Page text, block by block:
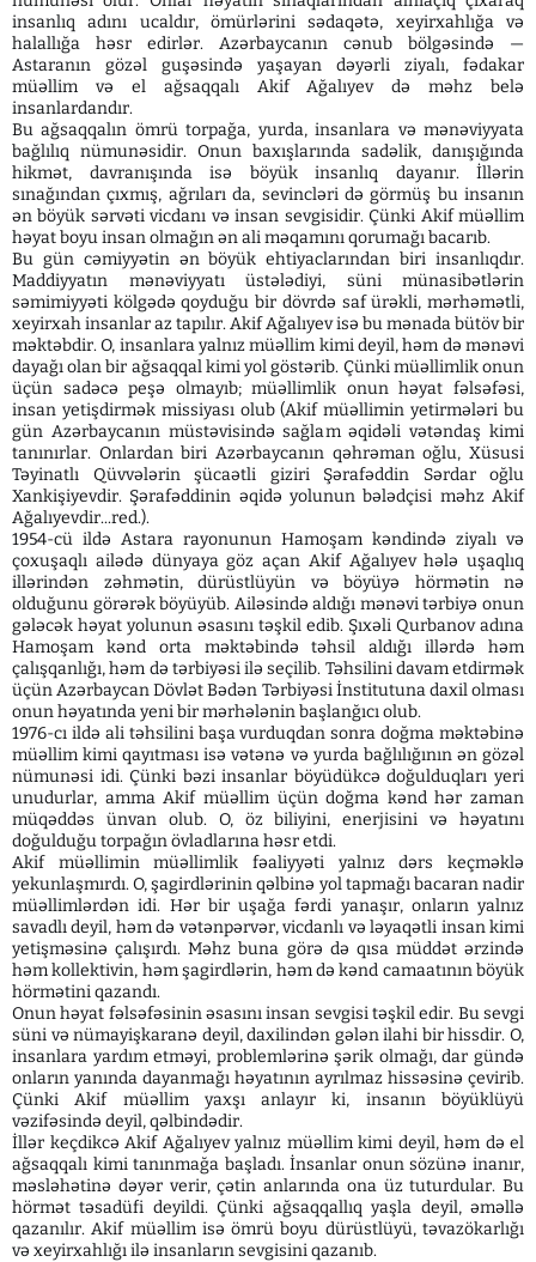
insanlıq adını ucaldır, ömürlərini sədaqətə, xeyirxahlığa və
halallığa həsr edirlər. Azərbaycanın cənub bölgəsində —
Astaranın gözəl guşəsində yaşayan dəyərli ziyalı, fədakar
müəllim və el ağsaqqalı Akif Ağalıyev də məhz belə
insanlardandır.
Bu ağsaqqalın ömrü torpağa, yurda, insanlara və mənəviyyata
bağlılıq nümunəsidir. Onun baxışlarında sadəlik, danışığında
hikmət, davranışında isə böyük insanlıq dayanır. İllərin
sınağından çıxmış, ağrıları da, sevincləri də görmüş bu insanın
ən böyük sərvəti vicdanı və insan sevgisidir. Çünki Akif müəllim
həyat boyu insan olmağın ən ali məqamını qorumağı bacarıb.
Bu gün cəmiyyətin ən böyük ehtiyaclarından biri insanlıqdır.
Maddiyyatın mənəviyyatı üstələdiyi, süni münasibətlərin
səmimiyyəti kölgədə qoyduğu bir dövrdə saf ürəkli, mərhəmətli,
xeyirxah insanlar az tapılır. Akif Ağalıyev isə bu mənada bütöv bir
məktəbdir. O, insanlara yalnız müəllim kimi deyil, həm də mənəvi
dayağı olan bir ağsaqqal kimi yol göstərib. Çünki müəllimlik onun
üçün sadəcə peşə olmayıb; müəllimlik onun həyat fəlsəfəsi,
insan yetişdirmək missiyası olub (Akif müəllimin yetirmələri bu
gün Azərbaycanın müstəvisində sağlam əqidəli vətəndaş kimi
tanınırlar. Onlardan biri Azərbaycanın qəhrəman oğlu, Xüsusi
Təyinatlı Qüvvələrin şücaətli giziri Şərafəddin Sərdar oğlu
Xankişiyevdir. Şərafəddinin əqidə yolunun bələdçisi məhz Akif
Ağalıyevdir...red.).
1954-cü ildə Astara rayonunun Hamoşam kəndində ziyalı və
çoxuşaqlı ailədə dünyaya göz açan Akif Ağalıyev hələ uşaqlıq
illərindən zəhmətin, dürüstlüyün və böyüyə hörmətin nə
olduğunu görərək böyüyüb. Ailəsində aldığı mənəvi tərbiyə onun
gələcək həyat yolunun əsasını təşkil edib. Şıxəli Qurbanov adına
Hamoşam kənd orta məktəbində təhsil aldığı illərdə həm
çalışqanlığı, həm də tərbiyəsi ilə seçilib. Təhsilini davam etdirmək
üçün Azərbaycan Dövlət Bədən Tərbiyəsi İnstitutuna daxil olması
onun həyatında yeni bir mərhələnin başlanğıcı olub.
1976-cı ildə ali təhsilini başa vurduqdan sonra doğma məktəbinə
müəllim kimi qayıtması isə vətənə və yurda bağlılığının ən gözəl
nümunəsi idi. Çünki bəzi insanlar böyüdükcə doğulduqları yeri
unudurlar, amma Akif müəllim üçün doğma kənd hər zaman
müqəddəs ünvan olub. O, öz biliyini, enerjisini və həyatını
doğulduğu torpağın övladlarına həsr etdi.
Akif müəllimin müəllimlik fəaliyyəti yalnız dərs keçməklə
yekunlaşmırdı. O, şagirdlərinin qəlbinə yol tapmağı bacaran nadir
müəllimlərdən idi. Hər bir uşağa fərdi yanaşır, onların yalnız
savadlı deyil, həm də vətənpərvər, vicdanlı və ləyaqətli insan kimi
yetişməsinə çalışırdı. Məhz buna görə də qısa müddət ərzində
həm kollektivin, həm şagirdlərin, həm də kənd camaatının böyük
hörmətini qazandı.
Onun həyat fəlsəfəsinin əsasını insan sevgisi təşkil edir. Bu sevgi
süni və nümayişkaranə deyil, daxilindən gələn ilahi bir hissdir. O,
insanlara yardım etməyi, problemlərinə şərik olmağı, dar gündə
onların yanında dayanmağı həyatının ayrılmaz hissəsinə çevirib.
Çünki Akif müəllim yaxşı anlayır ki, insanın böyüklüyü
vəzifəsində deyil, qəlbindədir.
İllər keçdikcə Akif Ağalıyev yalnız müəllim kimi deyil, həm də el
ağsaqqalı kimi tanınmağa başladı. İnsanlar onun sözünə inanır,
məsləhətinə dəyər verir, çətin anlarında ona üz tuturdular. Bu
hörmət təsadüfi deyildi. Çünki ağsaqqallıq yaşla deyil, əməllə
qazanılır. Akif müəllim isə ömrü boyu dürüstlüyü, təvazökarlığı
və xeyirxahlığı ilə insanların sevgisini qazanıb.